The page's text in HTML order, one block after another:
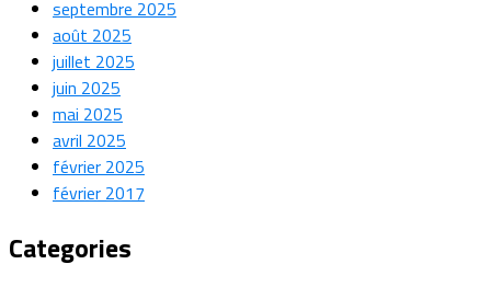
septembre 2025
août 2025
juillet 2025
juin 2025
mai 2025
avril 2025
février 2025
février 2017
Categories